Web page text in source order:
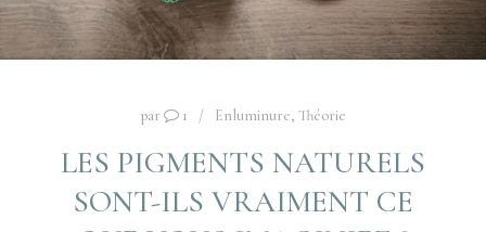
par 1 Enluminure, Théorie
LES PIGMENTS NATURELS
SONT-ILS VRAIMENT CE